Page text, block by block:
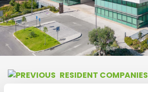
RESIDENT COMPANIES